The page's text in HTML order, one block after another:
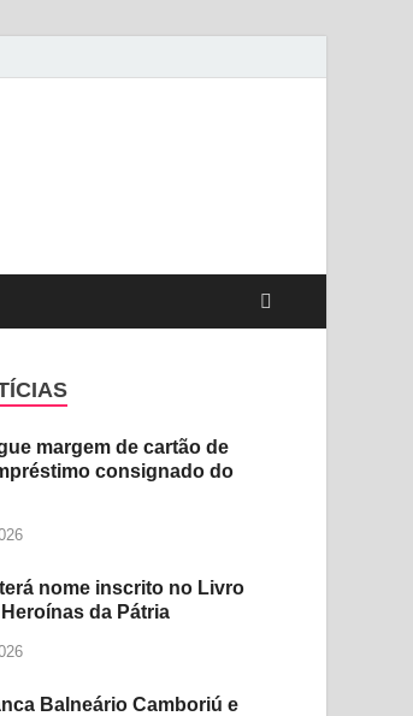
margem de cartão de
consignado do
nome inscrito no Livro
da Pátria
Balneário Camboriú e